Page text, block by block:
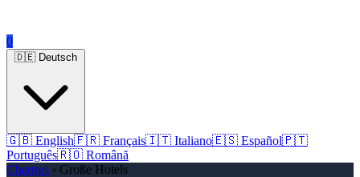
0
🇬🇧 English🇫🇷 Français🇮🇹 Italiano🇪🇸 Español🇵🇹
Português🇷🇴 Română
Chartres › Große Hotels